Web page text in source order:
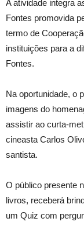
A atividade integra
Fontes promovida
termo de
instituições para a
Fontes.
Na oportunidade, o
imagens do
assistir ao curta-
cineasta Carlos
santista.
O público presente
livros, receberá
um Quiz com